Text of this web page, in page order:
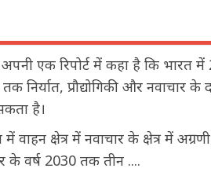
एक रिपोर्ट में कहा है कि भारत
प्रौद्योगिकी और नवाचार के
है।
वाहन क्षेत्र में नवाचार के क्षेत्र में
के वर्ष 2030 तक तीन ....